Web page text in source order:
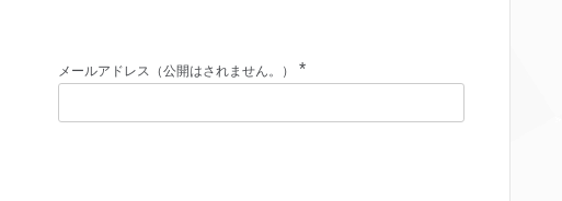
メールアドレス（公開はされません。） *